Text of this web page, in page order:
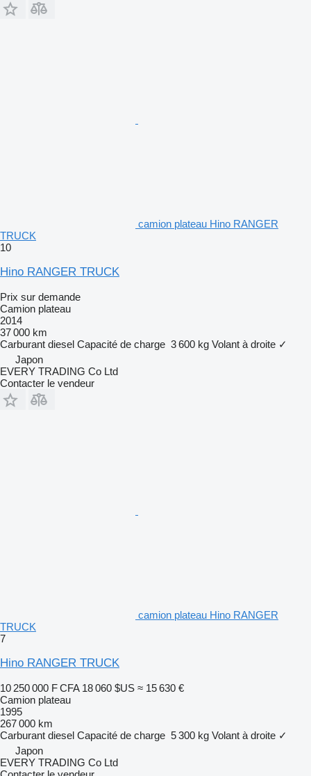
camion plateau Hino RANGER
TRUCK
10
Hino RANGER TRUCK
Prix sur demande
Camion plateau
2014
37 000 km
Carburant diesel Capacité de charge 3 600 kg Volant à droite ✓
Japon
EVERY TRADING Co Ltd
Contacter le vendeur
camion plateau Hino RANGER
TRUCK
7
Hino RANGER TRUCK
10 250 000 F CFA 18 060 $US ≈ 15 630 €
Camion plateau
1995
267 000 km
Carburant diesel Capacité de charge 5 300 kg Volant à droite ✓
Japon
EVERY TRADING Co Ltd